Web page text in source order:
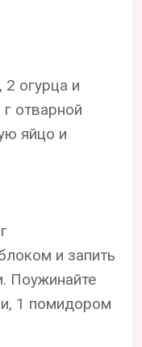
огурца и
отварной
яйцо и
и запить
Поужинайте
1 помидором